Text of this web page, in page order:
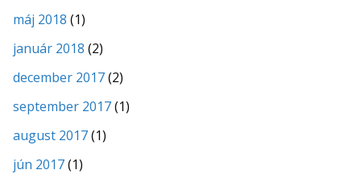
máj 2018 (1)
január 2018 (2)
december 2017(2)
september 2017(1)
august 2017(1)
jún 2017(1)